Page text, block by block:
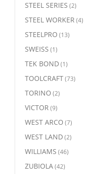
STEEL SERIES (2)
STEEL WORKER (4)
STEELPRO (13)
SWEISS (1)
TEK BOND(1)
TOOLCRAFT(73)
TORINO (2)
VICTOR (9)
WEST ARCO (7)
WEST LAND(2)
WILLIAMS (46)
ZUBIOLA(42)